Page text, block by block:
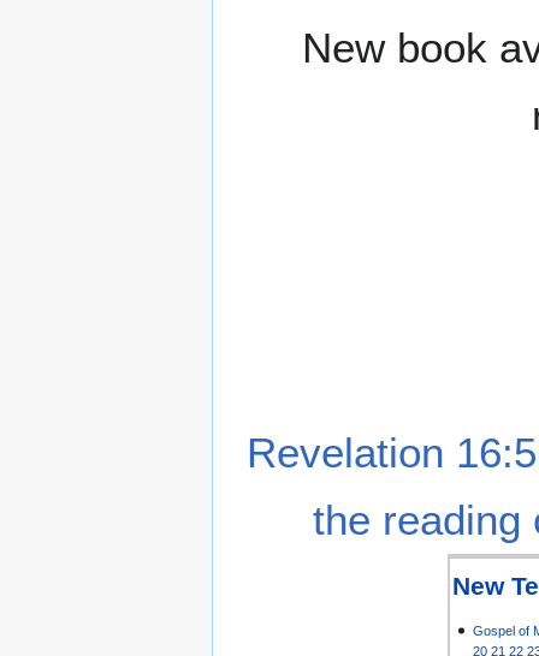
New book
Revelation
the reading
New
Gospel of
20 21 22